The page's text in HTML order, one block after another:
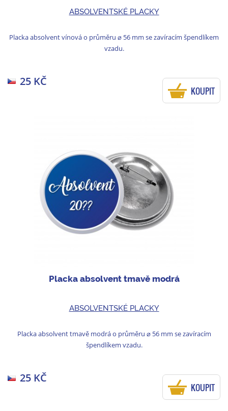
ABSOLVENTSKÉ PLACKY
Placka absolvent vínová o průměru ⌀ 56 mm se zavíracím špendlíkem
vzadu.
25 KČ
KOUPIT
Placka absolvent tmavě modrá
ABSOLVENTSKÉ PLACKY
Placka absolvent tmavě modrá o průměru ⌀ 56 mm se zavíracím
špendlíkem vzadu.
25 KČ
KOUPIT